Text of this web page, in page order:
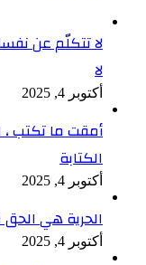
لا تتكلّم عن
لا
أكتوبر 4, 2025
أمقت ما تكتب
الكتابة
أكتوبر 4, 2025
الحرية هي الحق
أكتوبر 4, 2025